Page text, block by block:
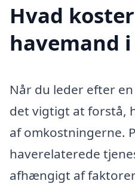
Hvad
havemand
Når du leder efter
det vigtigt at forstå,
af omkostningerne.
haverelaterede
afhængigt af